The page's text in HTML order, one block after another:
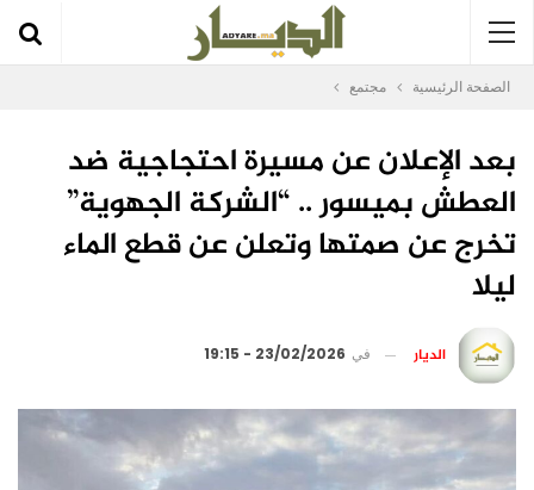
الصفحة الرئيسية مجتمع
بعد الإعلان عن مسيرة احتجاجية ضد
العطش بميسور .. “الشركة الجهوية”
تخرج عن صمتها وتعلن عن قطع الماء
ليلا
الديار في 23/02/2026 - 19:15